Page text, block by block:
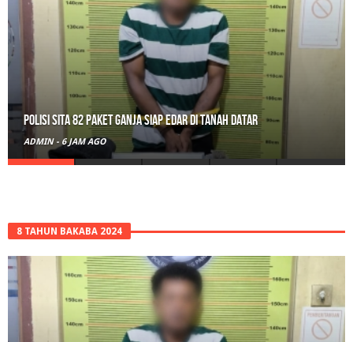
RPL Prodi HTN UIN Mahmud Yunus Batusangkar Diminati Polri, TNI,
hingga Wali Nagari
ADMIN - 1 HARI AGO
8 TAHUN BAKABA 2024